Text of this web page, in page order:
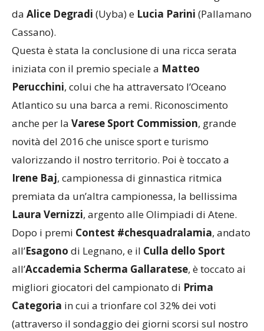
da Alice Degradi (Uyba) e Lucia Parini (Pallamano
Cassano).
Questa è stata la conclusione di una ricca serata
iniziata con il premio speciale a Matteo
Perucchini, colui che ha attraversato l’Oceano
Atlantico su una barca a remi. Riconoscimento
anche per la Varese Sport Commission, grande
novità del 2016 che unisce sport e turismo
valorizzando il nostro territorio. Poi è toccato a
Irene Baj, campionessa di ginnastica ritmica
premiata da un’altra campionessa, la bellissima
Laura Vernizzi, argento alle Olimpiadi di Atene.
Dopo i premi Contest #chesquadralamia, andato
all’Esagono di Legnano, e il Culla dello Sport
all’Accademia Scherma Gallaratese, è toccato ai
migliori giocatori del campionato di Prima
Categoria in cui a trionfare col 32% dei voti
(attraverso il sondaggio dei giorni scorsi sul nostro